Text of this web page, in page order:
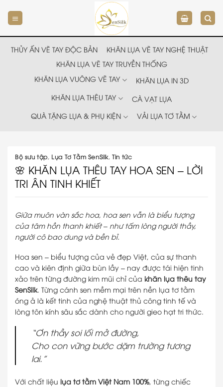
đến
nội
dung
THỦY ẤN VẼ TAY ĐỘC BẢN
KHĂN LỤA VẼ TAY NGHỆ THUẬT
KHĂN LỤA VẼ TAY TRUYỀN THỐNG
KHĂN LỤA VUÔNG VẼ TAY
KHĂN LỤA IN 3D
KHĂN LỤA THÊU TAY
CÀ VẠT LỤA
QUÀ TẶNG LỤA & PHỤ KIỆN
VẢI LỤA TƠ TẰM
Bộ sưu tập, Lụa Tơ Tằm SenSilk,Tin tức
🌸 KHĂN LỤA THÊU TAY HOA SEN – LỜI
TRI ÂN TINH KHIẾT
Giữa muôn vàn sắc hoa, hoa sen vẫn là biểu tượng
của tâm hồn thanh khiết – như tấm lòng người thầy,
người cô bao dung và bền bỉ.
Hoa sen – biểu tượng của vẻ đẹp Việt, của sự thanh
cao và kiên định giữa bùn lầy – nay được tái hiện tinh
xảo trên từng đường kim mũi chỉ của khăn lụa thêu tay
SenSilk. Từng cánh sen mềm mại trên nền lụa tơ tằm
óng ả là kết tinh của nghệ thuật thủ công tinh tế và
lòng tôn kính sâu sắc dành cho người gieo hạt tri thức.
“Ơn thầy soi lối mở đường,
Cho con vững bước dặm trường tương
lai.”
Với chất liệu lụa tơ tằm Việt Nam 100%, từng chiếc